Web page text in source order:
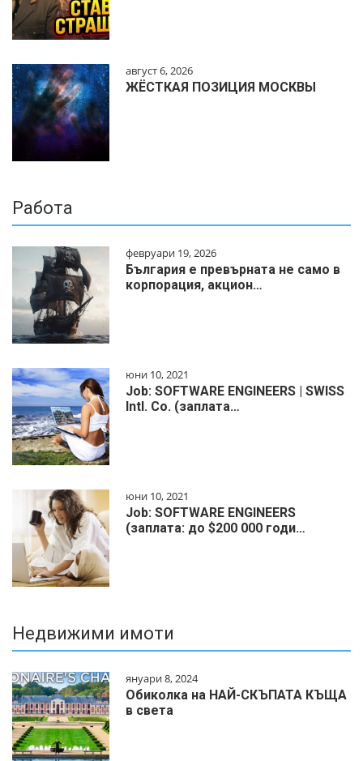
август 6, 2026
ЖЁСТКАЯ ПОЗИЦИЯ МОСКВЫ
Работа
февруари 19, 2026
България е превърната не само в
корпорация, акцион…
юни 10, 2021
Job: SOFTWARE ENGINEERS | SWISS
Intl. Co. (заплата…
юни 10, 2021
Job: SOFTWARE ENGINEERS
(заплата: до $200 000 годи…
Недвижими имоти
януари 8, 2024
Обиколка на НАЙ-СКЪПАТА КЪЩА
в света